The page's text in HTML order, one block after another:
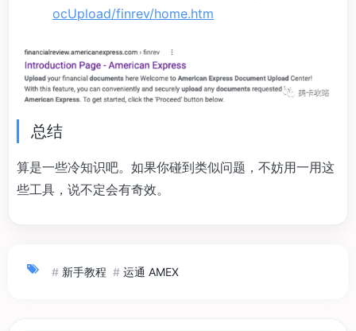
ocUpload/finrev/home.htm
总结
算是一些冷知识吧。如果你碰到类似问题，不妨用一用这
些工具，说不定会有奇效。
# 新手教程 # 运通 AMEX